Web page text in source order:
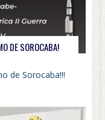
DE SOROCABA!
de Sorocaba!!!